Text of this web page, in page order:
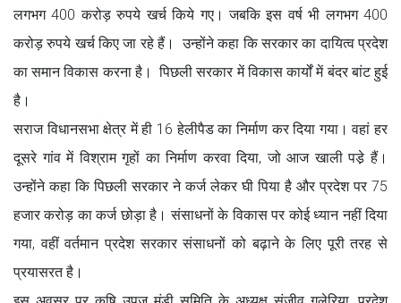
लगभग 400 करोड़ रुपये खर्च किये गए। जबकि इस वर्ष भी लगभग 400
करोड़ रुपये खर्च किए जा रहे हैं। उन्होंने कहा कि सरकार का दायित्व प्रदेश
का समान विकास करना है। पिछली सरकार में विकास कार्यों में बंदर बांट हुई
है।
सराज विधानसभा क्षेत्र में ही 16 हेलीपैड का निर्माण कर दिया गया। वहां हर
दूसरे गांव में विश्राम गृहों का निर्माण करवा दिया, जो आज खाली पडे़ हैं।
उन्होंने कहा कि पिछली सरकार ने कर्ज लेकर घी पिया है और प्रदेश पर 75
हजार करोड़ का कर्ज छोड़ा है। संसाधनों के विकास पर कोई ध्यान नहीं दिया
गया, वहीं वर्तमान प्रदेश सरकार संसाधनों को बढ़ाने के लिए पूरी तरह से
प्रयासरत है।